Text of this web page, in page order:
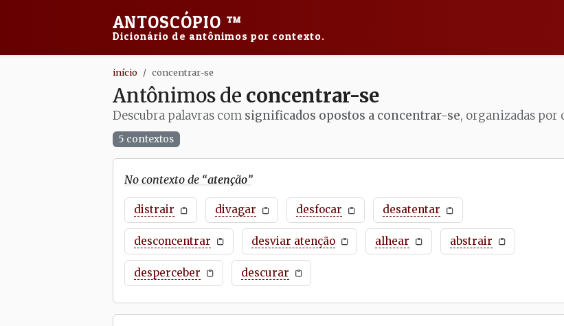
ANTOSCÓPIO ™
Dicionário de antônimos por contexto.
início concentrar-se
Antônimos de concentrar-se
Descubra palavras com significados opostos a concentrar-se, organizadas por
5 contextos
No contexto de “atenção”
distrair divagar desfocar desatentar
desconcentrar desviar atenção alhear abstrair
desperceber descurar